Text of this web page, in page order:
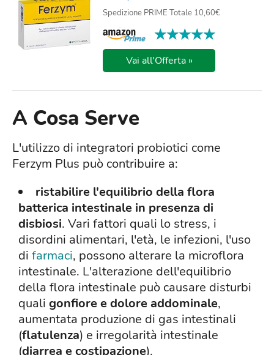
Spedizione PRIME Totale 10,60€
★★★★★
★★★★★
Vai all'Offerta »
A Cosa Serve
L'utilizzo di integratori probiotici come
Ferzym Plus può contribuire a:
ristabilire l'equilibrio della flora
batterica intestinale in presenza di
disbiosi. Vari fattori quali lo stress, i
disordini alimentari, l'età, le infezioni, l'uso
di farmaci, possono alterare la microflora
intestinale. L'alterazione dell'equilibrio
della flora intestinale può causare disturbi
quali gonfiore e dolore addominale,
aumentata produzione di gas intestinali
(flatulenza) e irregolarità intestinale
(diarrea e costipazione).